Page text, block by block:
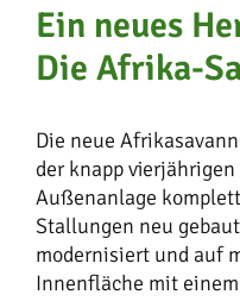
Ein neues
Die Afrika-
Die neue
der knapp
Außenanlage
Stallungen neu
modernisiert und auf
Innenfläche mit